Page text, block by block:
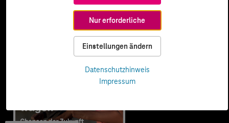
Nur erforderliche
Einstellungen ändern
Datenschutzhinweis
Impressum